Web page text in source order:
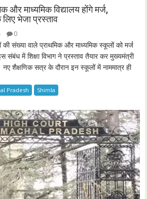
और माध्यमिक विद्यालय होंगे मर्ज,
भेजा प्रस्ताव
0
की संख्या वाले प्राथमिक और माध्यमिक स्कूलों को मर्ज
संबंध में शिक्षा विभाग ने प्रस्ताव तैयार कर मुख्यमंत्री
शैक्षणिक सत्र के दौरान इन स्कूलों में नाममात्र ही
Pradesh Shimla